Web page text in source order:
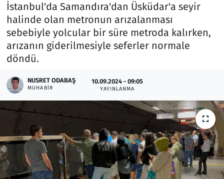
İstanbul'da Samandıra'dan Üsküdar'a seyir
halinde olan metronun arızalanması
sebebiyle yolcular bir süre metroda kalırken,
arızanın giderilmesiyle seferler normale
döndü.
NUSRET ODABAŞ
MUHABIR
10.09.2024 - 09:05
YAYINLANMA
Kurumsal Haberler
Lezzet Durağı
Memur ve Kamu
Otomobil
Oyun
Ramazan
Resmi İlanlar